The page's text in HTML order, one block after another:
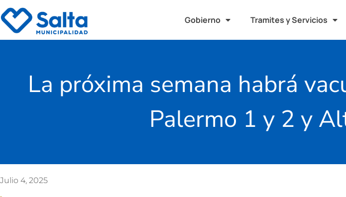
Gobierno Tramites y Servicios
La próxima semana habrá
Palermo 1 y 2 y
Julio 4, 2025